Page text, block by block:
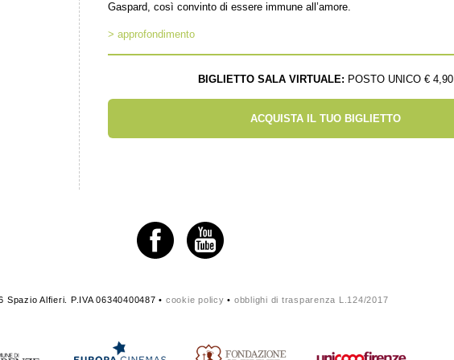
Gaspard, così convinto di essere immune all’amore.
> approfondimento
BIGLIETTO SALA VIRTUALE: POSTO UNICO € 4,90
ACQUISTA IL TUO BIGLIETTO
Spazio Alfieri. P.IVA 06340400487 • cookie policy • obblighi di trasparenza L.124/2017